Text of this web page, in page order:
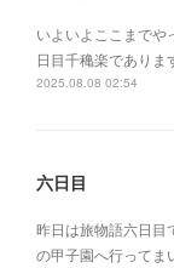
いよいよここまでや
日目千穐楽でありま
2025.08.08 02:54
六日目
昨日は旅物語六日目
の甲子園へ行ってま